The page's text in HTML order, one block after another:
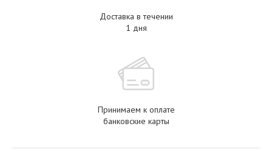
Доставка в течении
1 дня
Принимаем к оплате
банковские карты